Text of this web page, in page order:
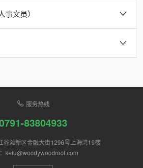
文员）
服务热线
83804933
谷滩新区金融大街1296号上海湾19楼
kefu@woodywoodroof.com